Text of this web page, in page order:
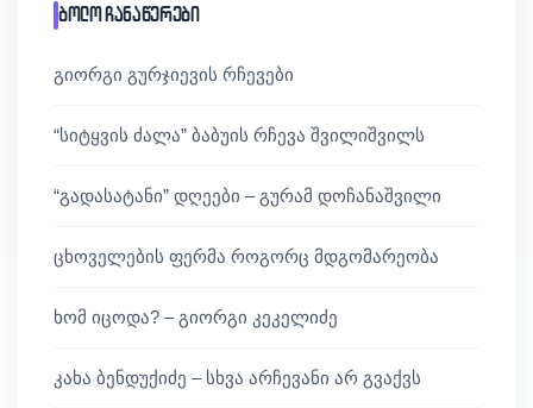
ბოლო ჩანაწერები
გიორგი გურჯიევის რჩევები
“სიტყვის ძალა” ბაბუის რჩევა შვილიშვილს
“გადასატანი” დღეები – გურამ დოჩანაშვილი
ცხოველების ფერმა როგორც მდგომარეობა
ხომ იცოდა? – გიორგი კეკელიძე
კახა ბენდუქიძე – სხვა არჩევანი არ გვაქვს